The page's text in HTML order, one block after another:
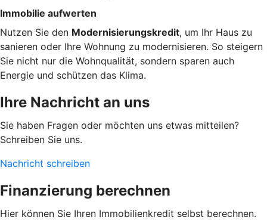
Immobilie aufwerten
Nutzen Sie den Modernisierungskredit, um Ihr Haus zu
sanieren oder Ihre Wohnung zu modernisieren. So steigern
Sie nicht nur die Wohnqualität, sondern sparen auch
Energie und schützen das Klima.
Ihre Nachricht an uns
Sie haben Fragen oder möchten uns etwas mitteilen?
Schreiben Sie uns.
Nachricht schreiben
Finanzierung berechnen
Hier können Sie Ihren Immobilienkredit selbst berechnen.